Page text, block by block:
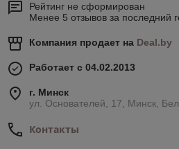
Рейтинг не сформирован
Менее 5 отзывов за последний
Компания продает на Deal.by
Работает с 04.02.2013
г. Минск
ул. Основателей, 17, Минск,
Контакты